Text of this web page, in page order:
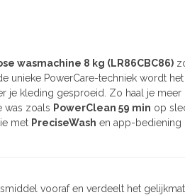
wasmachine 8 kg (LR86CBC86)
unieke PowerCare-techniek wordt
je kleding gesproeid. Zo haal je meer
was zoals PowerClean 59 min op
met PreciseWash en app-bediening
vooraf en verdeelt het